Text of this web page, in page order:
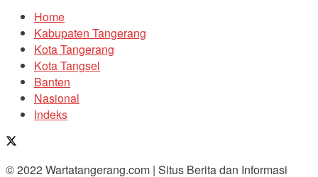
Home
Kabupaten Tangerang
Kota Tangerang
Kota Tangsel
Banten
Nasional
Indeks
© 2022 Wartatangerang.com | Situs Berita dan Informasi